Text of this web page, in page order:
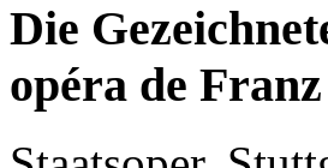
Die
opéra de